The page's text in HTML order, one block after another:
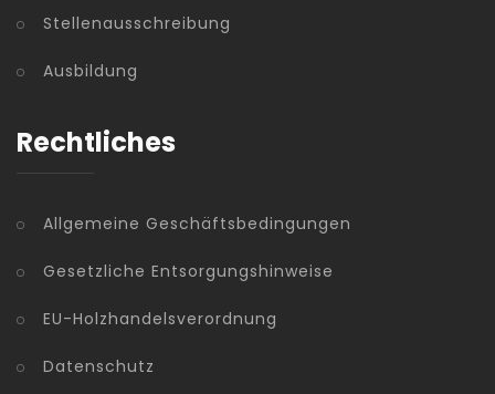
Stellenausschreibung
Ausbildung
Rechtliches
Allgemeine Geschäftsbedingungen
Gesetzliche Entsorgungshinweise
EU-Holzhandelsverordnung
Datenschutz